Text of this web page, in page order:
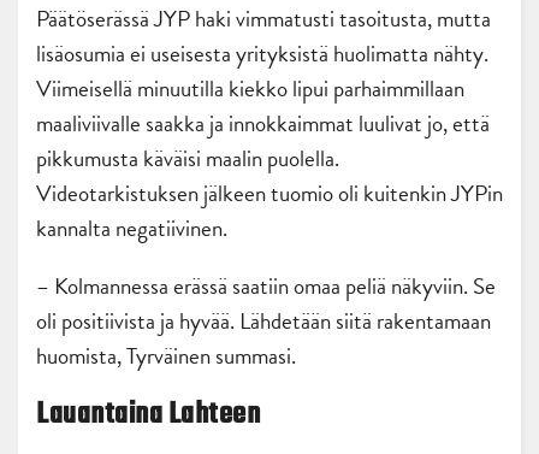
Päätöserässä JYP haki vimmatusti tasoitusta, mutta
lisäosumia ei useisesta yrityksistä huolimatta nähty.
Viimeisellä minuutilla kiekko lipui parhaimmillaan
maaliviivalle saakka ja innokkaimmat luulivat jo, että
pikkumusta käväisi maalin puolella.
Videotarkistuksen jälkeen tuomio oli kuitenkin JYPin
kannalta negatiivinen.
– Kolmannessa erässä saatiin omaa peliä näkyviin. Se
oli positiivista ja hyvää. Lähdetään siitä rakentamaan
huomista, Tyrväinen summasi.
Lauantaina Lahteen